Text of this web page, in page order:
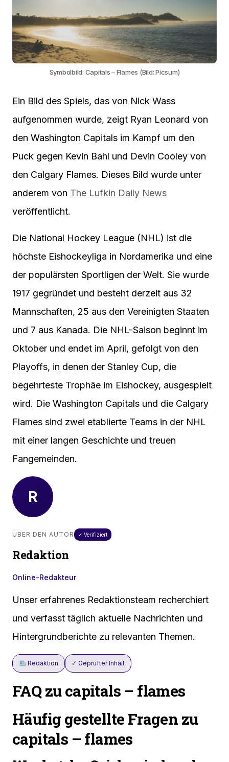
Symbolbild: Capitals – Flames (Bild: Picsum)
Ein Bild des Spiels, das von Nick Wass
aufgenommen wurde, zeigt Ryan Leonard von
den Washington Capitals im Kampf um den
Puck gegen Kevin Bahl und Devin Cooley von
den Calgary Flames. Dieses Bild wurde unter
anderem von The Lufkin Daily News
veröffentlicht.
Die National Hockey League (NHL) ist die
höchste Eishockeyliga in Nordamerika und eine
der populärsten Sportligen der Welt. Sie wurde
1917 gegründet und besteht derzeit aus 32
Mannschaften, 25 aus den Vereinigten Staaten
und 7 aus Kanada. Die NHL-Saison beginnt im
Oktober und endet im April, gefolgt von den
Playoffs, in denen der Stanley Cup, die
begehrteste Trophäe im Eishockey, ausgespielt
wird. Die Washington Capitals und die Calgary
Flames sind zwei etablierte Teams in der NHL
mit einer langen Geschichte und treuen
Fangemeinden.
R
ÜBER DEN AUTOR ✓ Verifiziert
Redaktion
Online-Redakteur
Unser erfahrenes Redaktionsteam recherchiert
und verfasst täglich aktuelle Nachrichten und
Hintergrundberichte zu relevanten Themen.
Redaktion ✓ Geprüfter Inhalt
FAQ zu capitals – flames
Häufig gestellte Fragen zu
capitals – flames